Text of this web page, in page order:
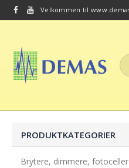
Velkommen til
PRODUKTKATEGORIER
Brytere, dimmere,